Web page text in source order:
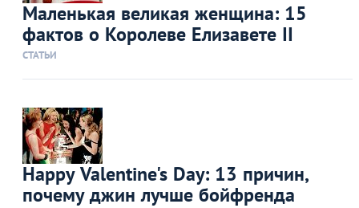
Маленькая великая женщина: 15
фактов о Королеве Елизавете II
СТАТЬИ
Happy Valentine's Day: 13 причин,
почему джин лучше бойфренда